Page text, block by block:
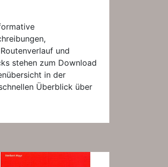
und
stehen zum Download
in der
Überblick über